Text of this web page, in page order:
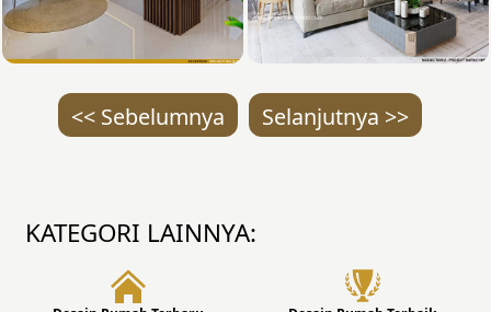
<< Sebelumnya Selanjutnya >>
KATEGORI LAINNYA: